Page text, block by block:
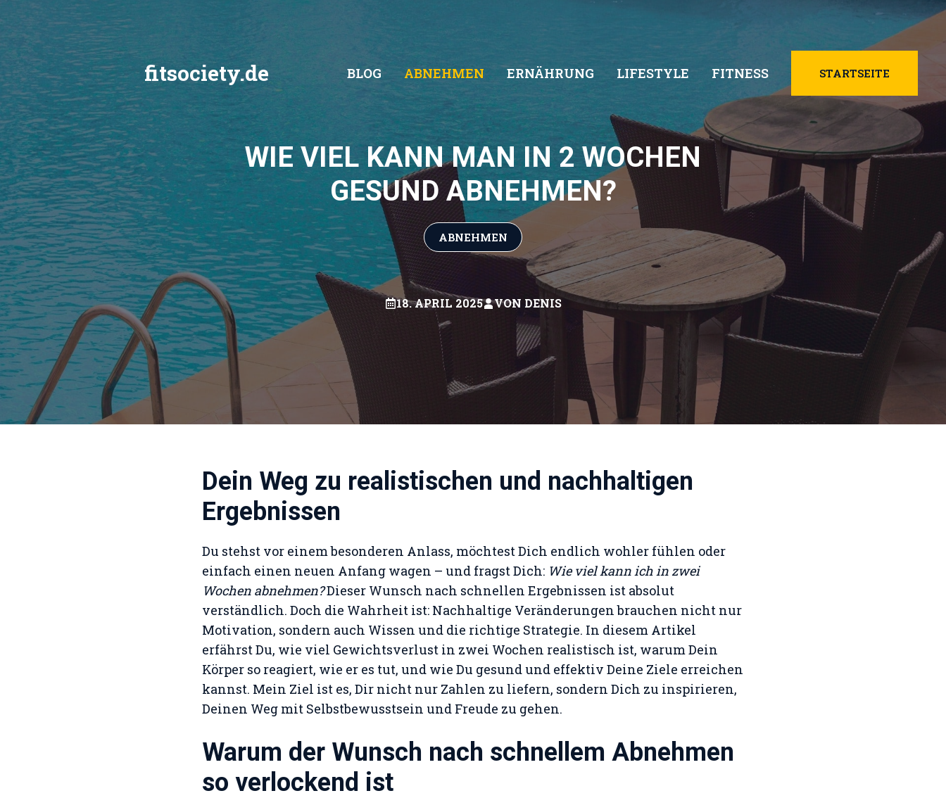
Inhalt
springen
fitsociety.de BLOG ABNEHMEN ERNÄHRUNG LIFESTYLE FITNESS STARTSEITE
WIE VIEL KANN MAN IN 2 WOCHEN
GESUND ABNEHMEN?
ABNEHMEN
18. APRIL 2025 VON DENIS
Dein Weg zu realistischen und nachhaltigen
Ergebnissen
Du stehst vor einem besonderen Anlass, möchtest Dich endlich wohler fühlen oder
einfach einen neuen Anfang wagen – und fragst Dich: Wie viel kann ich in zwei
Wochen abnehmen?Dieser Wunsch nach schnellen Ergebnissen ist absolut
verständlich. Doch die Wahrheit ist: Nachhaltige Veränderungen brauchen nicht nur
Motivation, sondern auch Wissen und die richtige Strategie. In diesem Artikel
erfährst Du, wie viel Gewichtsverlust in zwei Wochen realistisch ist, warum Dein
Körper so reagiert, wie er es tut, und wie Du gesund und effektiv Deine Ziele erreichen
kannst. Mein Ziel ist es, Dir nicht nur Zahlen zu liefern, sondern Dich zu inspirieren,
Deinen Weg mit Selbstbewusstsein und Freude zu gehen.
Warum der Wunsch nach schnellem Abnehmen
so verlockend ist